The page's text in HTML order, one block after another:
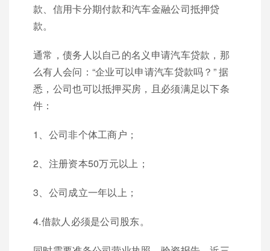
款、信用卡分期付款和汽车金融公司抵押贷
款。
通常，债务人以自己的名义申请汽车贷款，那
么有人会问：“企业可以申请汽车贷款吗？” 据
悉，公司也可以抵押买房，且必须满足以下条
件：
1、公司非个体工商户；
2、注册资本50万元以上；
3、公司成立一年以上；
4.借款人必须是公司股东。